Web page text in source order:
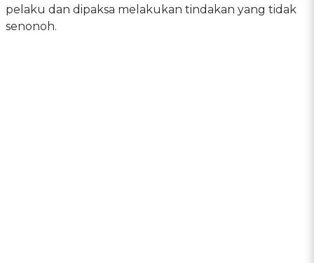
pelaku dan dipaksa melakukan tindakan yang tidak
senonoh.